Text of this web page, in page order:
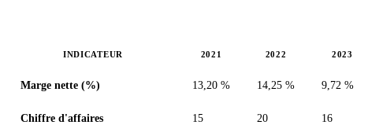
INDICATEUR 2021 2022 2023
Marge nette (%) 13,20 % 14,25 % 9,72 %
Chiffre d'affaires 15 20 16